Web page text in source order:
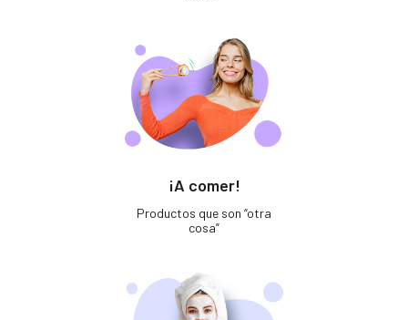
¡A comer!
Productos que son “otra
cosa”